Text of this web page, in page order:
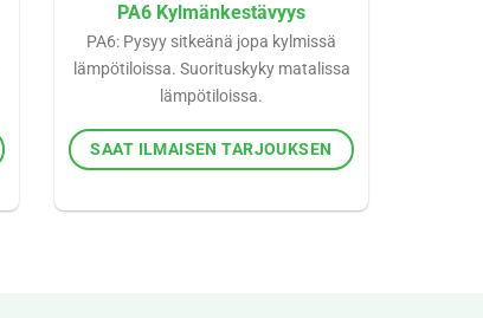
PA6 Kylmänkestävyys
PA6: Pysyy sitkeänä jopa kylmissä
lämpötiloissa. Suorituskyky matalissa
lämpötiloissa.
SAAT ILMAISEN TARJOUKSEN